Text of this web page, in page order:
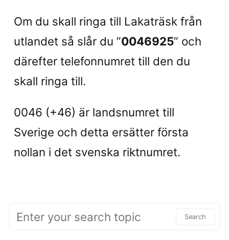
Om du skall ringa till Lakaträsk från
utlandet så slår du ”0046925” och
därefter telefonnumret till den du
skall ringa till.
0046 (+46) är landsnumret till
Sverige och detta ersätter första
nollan i det svenska riktnumret.
Search